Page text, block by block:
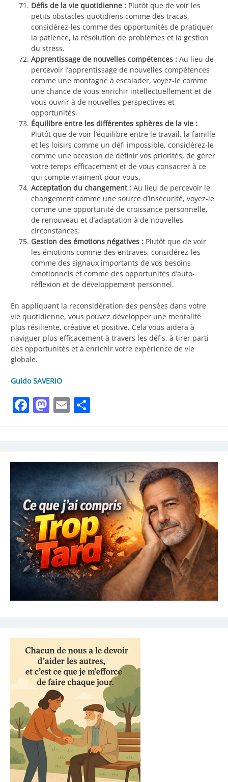
Défis de la vie quotidienne : Plutôt que de voir les
petits obstacles quotidiens comme des tracas,
considérez-les comme des opportunités de pratiquer
la patience, la résolution de problèmes et la gestion
du stress.
Apprentissage de nouvelles compétences : Au lieu de
percevoir l’apprentissage de nouvelles compétences
comme une montagne à escalader, voyez-le comme
une chance de vous enrichir intellectuellement et de
vous ouvrir à de nouvelles perspectives et
opportunités.
Équilibre entre les différentes sphères de la vie :
Plutôt que de voir l’équilibre entre le travail, la famille
et les loisirs comme un défi impossible, considérez-le
comme une occasion de définir vos priorités, de gérer
votre temps efficacement et de vous consacrer à ce
qui compte vraiment pour vous.
Acceptation du changement : Au lieu de percevoir le
changement comme une source d’insécurité, voyez-le
comme une opportunité de croissance personnelle,
de renouveau et d’adaptation à de nouvelles
circonstances.
Gestion des émotions négatives : Plutôt que de voir
les émotions comme des entraves, considérez-les
comme des signaux importants de vos besoins
émotionnels et comme des opportunités d’auto-
réflexion et de développement personnel.
En appliquant la reconsidération des pensées dans votre
vie quotidienne, vous pouvez développer une mentalité
plus résiliente, créative et positive. Cela vous aidera à
naviguer plus efficacement à travers les défis, à tirer parti
des opportunités et à enrichir votre expérience de vie
globale.
Guido SAVERIO
Facebook
Mastodon
Email